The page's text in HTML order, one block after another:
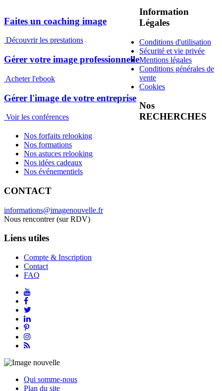
Faites un coaching image
Découvrir les prestations
Gérer votre image professionnelle
Acheter l'ebook
Gérer l'image de votre entreprise
Voir les conférences
Information
Légales
Conditions d'utilisation
Sécurité et vie privée
Mentions légales
Conditions générales de
vente
Cookies
Nos
RECHERCHES
Nos forfaits relooking
Nos formations
Nos astuces relooking
Nos idées cadeaux
Nos événementiels
CONTACT
informations@imagenouvelle.fr
Nous rencontrer (sur RDV)
Liens utiles
Compte & Inscription
Contact
FAQ
Qui somme-nous
Plan du site